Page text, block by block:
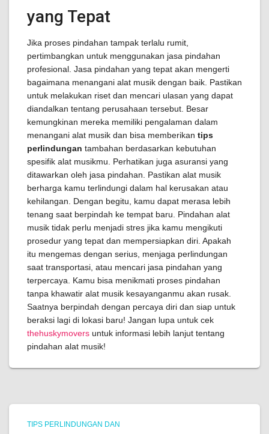
yang Tepat
Jika proses pindahan tampak terlalu rumit,
pertimbangkan untuk menggunakan jasa pindahan
profesional. Jasa pindahan yang tepat akan mengerti
bagaimana menangani alat musik dengan baik. Pastikan
untuk melakukan riset dan mencari ulasan yang dapat
diandalkan tentang perusahaan tersebut. Besar
kemungkinan mereka memiliki pengalaman dalam
menangani alat musik dan bisa memberikan tips
perlindungan tambahan berdasarkan kebutuhan
spesifik alat musikmu. Perhatikan juga asuransi yang
ditawarkan oleh jasa pindahan. Pastikan alat musik
berharga kamu terlindungi dalam hal kerusakan atau
kehilangan. Dengan begitu, kamu dapat merasa lebih
tenang saat berpindah ke tempat baru. Pindahan alat
musik tidak perlu menjadi stres jika kamu mengikuti
prosedur yang tepat dan mempersiapkan diri. Apakah
itu mengemas dengan serius, menjaga perlindungan
saat transportasi, atau mencari jasa pindahan yang
terpercaya. Kamu bisa menikmati proses pindahan
tanpa khawatir alat musik kesayanganmu akan rusak.
Saatnya berpindah dengan percaya diri dan siap untuk
beraksi lagi di lokasi baru! Jangan lupa untuk cek
thehuskymovers untuk informasi lebih lanjut tentang
pindahan alat musik!
TIPS PERLINDUNGAN DAN